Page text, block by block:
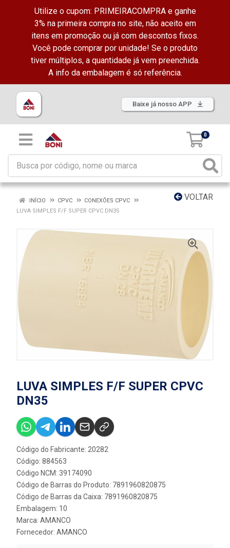
Utilize o cupom: PRIMEIRACOMPRA e ganhe
3% na primeira compra no site, não aceito em
itens em promoção ou já com descontos fixos.
Você pode comprar por unidade! Se o produto
tiver múltiplos, a quantidade já vem preenchida.
A info da embalagem é só referência.
Baixe já nosso APP
0
VOLTAR
INÍCIO CPVC
CONEXÕES CPVC
LUVA SIMPLES F/F SUPER CPVC DN35
LUVA SIMPLES F/F SUPER CPVC
DN35
Código do Fabricante: 20282
Código: 884563
Código NCM: 39174090
Código de Barras do Produto: 7891960820875
Código de Barras da Caixa: 7891960820875
Embalagem: 10
Marca: AMANCO
Fornecedor: AMANCO